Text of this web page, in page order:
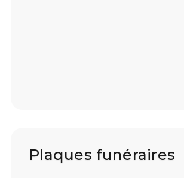
Plaques funéraires